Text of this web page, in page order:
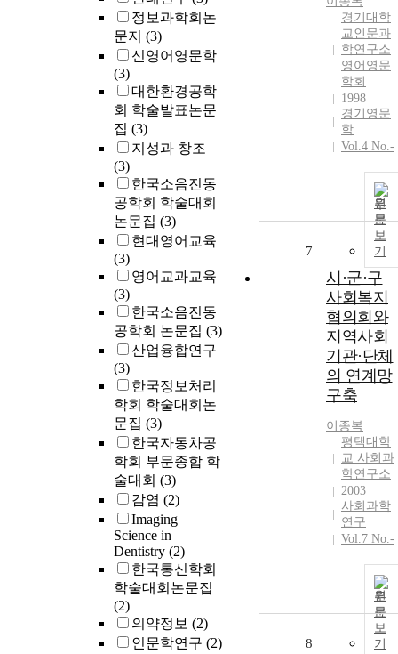
정보과학회논
문지 (3)
신영어영문학
(3)
대한환경공학
회 학술발표논문
집 (3)
지성과 창조
(3)
한국소음진동
공학회 학술대회
논문집 (3)
현대영어교육
(3)
영어교과교육
(3)
한국소음진동
공학회 논문집 (3)
산업융합연구
(3)
한국정보처리
학회 학술대회논
문집 (3)
한국자동차공
학회 부문종합 학
술대회 (3)
감염 (2)
Imaging
Science in
Dentistry (2)
한국통신학회
학술대회논문집
(2)
의약정보 (2)
인문학연구 (2)
경기대학
교인문과
학연구소
영어영문
학회
1998
경기영문
학
Vol.4 No.-
원
문
보
기
7
시·군·구
사회복지
협의회와
지역사회
기관·단체
의 연계망
구축
이종복
평택대학
교 사회과
학연구소
2003
사회과학
연구
Vol.7 No.-
원
문
보
기
8